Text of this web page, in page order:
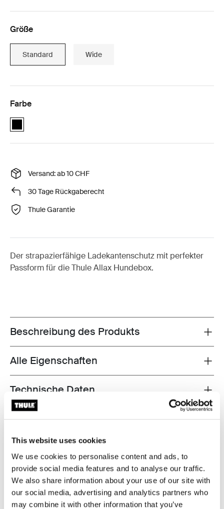
This website uses cookies
We use cookies to personalise content and ads, to
provide social media features and to analyse our traffic.
We also share information about your use of our site with
our social media, advertising and analytics partners who
may combine it with other information that you’ve
Größe
Standard Wide
Farbe
black (selected)
Versand: ab 10 CHF
30 Tage Rückgaberecht
Thule Garantie
Der strapazierfähige Ladekantenschutz mit perfekter
Passform für die Thule Allax Hundebox.
Toggle overview
Beschreibung des Produkts
Toggle features
Alle Eigenschaften
Toggle techspec
Technische Daten
Toggle guides and instructions
Anleitung
Toggle overview
Bewertungen